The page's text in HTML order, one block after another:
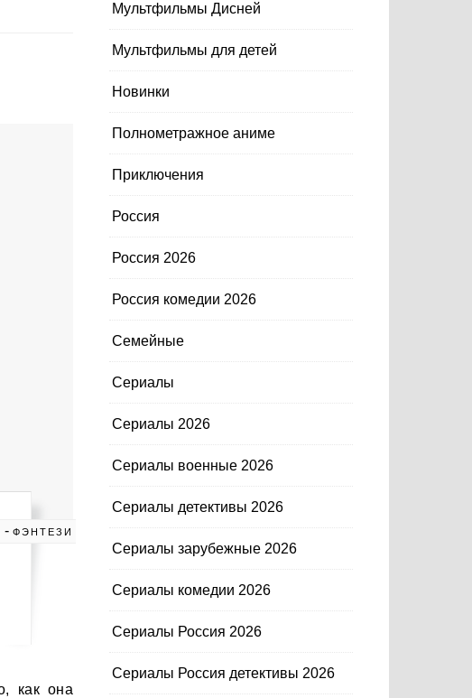
-ФЭНТЕЗИ
Мультфильмы Дисней
Мультфильмы для детей
Новинки
Полнометражное аниме
Приключения
Россия
Россия 2026
Россия комедии 2026
Семейные
Сериалы
Сериалы 2026
Сериалы военные 2026
Сериалы детективы 2026
Сериалы зарубежные 2026
Сериалы комедии 2026
Сериалы Россия 2026
Сериалы Россия детективы 2026